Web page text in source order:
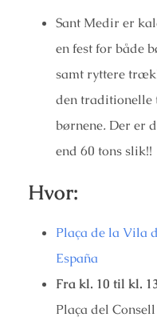
Sant Medir er
en fest for både
samt ryttere
den traditionelle
børnene. Der er
end 60 tons slik!!
Hvor:
Plaça de la Vila
España
Fra kl. 10 til kl.
Plaça del